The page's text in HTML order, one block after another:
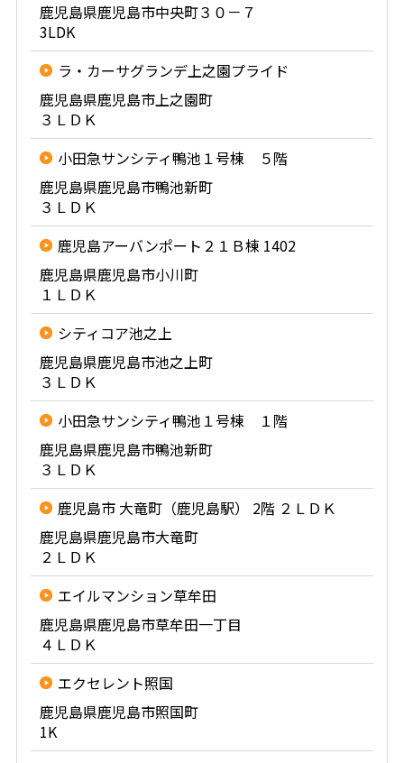
鹿児島県鹿児島市中央町３０－７
3LDK
ラ・カーサグランデ上之園プライド
鹿児島県鹿児島市上之園町
３ＬＤＫ
小田急サンシティ鴨池１号棟 ５階
鹿児島県鹿児島市鴨池新町
３ＬＤＫ
鹿児島アーバンポート２１Ｂ棟 1402
鹿児島県鹿児島市小川町
１ＬＤＫ
シティコア池之上
鹿児島県鹿児島市池之上町
３ＬＤＫ
小田急サンシティ鴨池１号棟 １階
鹿児島県鹿児島市鴨池新町
３ＬＤＫ
鹿児島市 大竜町（鹿児島駅） 2階 ２ＬＤＫ
鹿児島県鹿児島市大竜町
２ＬＤＫ
エイルマンション草牟田
鹿児島県鹿児島市草牟田一丁目
４ＬＤＫ
エクセレント照国
鹿児島県鹿児島市照国町
1K